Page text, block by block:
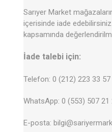
Sarıyer Market
içerisinde iade
kapsamında
İade talebi için:
Telefon: 0 (212) 223 33 57
WhatsApp: 0 (553) 507 21
E-posta: